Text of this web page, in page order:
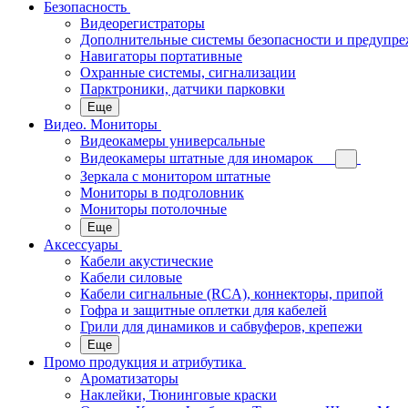
Безопасность
Видеорегистраторы
Дополнительные системы безопасности и
Навигаторы портативные
Охранные системы, сигнализации
Парктроники, датчики парковки
Еще
Видео. Мониторы
Видеокамеры универсальные
Видеокамеры штатные для иномарок
Зеркала с монитором штатные
Мониторы в подголовник
Мониторы потолочные
Еще
Аксессуары
Кабели акустические
Кабели силовые
Кабели сигнальные (RCA), коннекторы, припой
Гофра и защитные оплетки для кабелей
Грили для динамиков и сабвуферов, крепежи
Еще
Промо продукция и атрибутика
Ароматизаторы
Наклейки, Тюнинговые краски